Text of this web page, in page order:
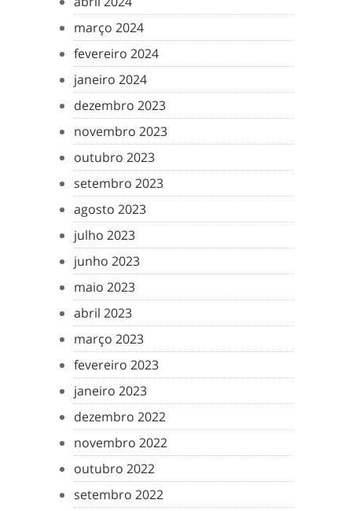
março 2024
fevereiro 2024
janeiro 2024
dezembro 2023
novembro 2023
outubro 2023
setembro 2023
agosto 2023
julho 2023
junho 2023
maio 2023
abril 2023
março 2023
fevereiro 2023
janeiro 2023
dezembro 2022
novembro 2022
outubro 2022
setembro 2022